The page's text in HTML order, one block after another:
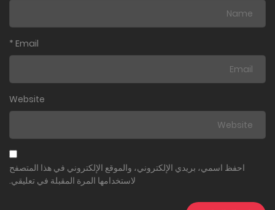
إغتصاب ربات المنزل اليابانيات الجزء 4
إغتصاب ربات المنزل اليابانيات الجزء 1
Email
*
Website
احفظ اسمي، بريدي الإلكتروني، والموقع الإلكتروني في هذا المتصفح
لاستخدامها المرة المقبلة في تعليقي.